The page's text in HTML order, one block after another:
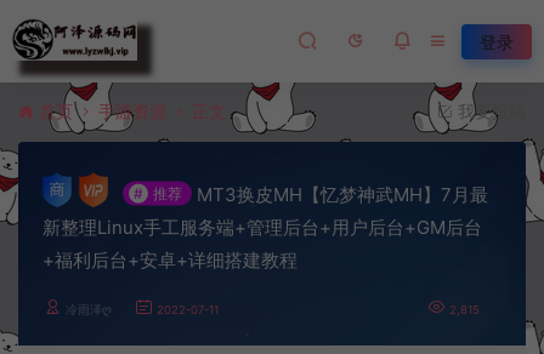
登录
首页 手游资源 正文 我要投稿
# 推荐
MT3换皮MH【忆梦神武MH】7月最
新整理Linux手工服务端+管理后台+用户后台+GM后台
+福利后台+安卓+详细搭建教程
冷雨泽ღ 2022-07-11 2,815